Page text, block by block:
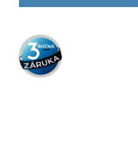
3 roky
záruka